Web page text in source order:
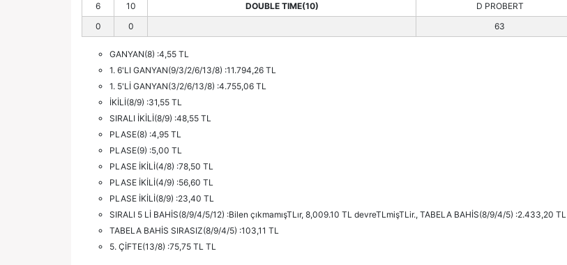
6
10 DOUBLE TIME(10) D PROBERT
0
0 63
GANYAN(8) :4,55 TL
1. 6'LI GANYAN(9/3/2/6/13/8) :11.794,26 TL
1. 5'Lİ GANYAN(3/2/6/13/8) :4.755,06 TL
İKİLİ(8/9) :31,55 TL
SIRALI İKİLİ(8/9) :48,55 TL
PLASE(8) :4,95 TL
PLASE(9) :5,00 TL
PLASE İKİLİ(4/8) :78,50 TL
PLASE İKİLİ(4/9) :56,60 TL
PLASE İKİLİ(8/9) :23,40 TL
SIRALI 5 Lİ BAHİS(8/9/4/5/12) :Bilen çıkmamışTLır, 8,009.10 TL devreTLmişTLir., TABELA BAHİS(8/9/4/5) :2.433,20 TL
TABELA BAHİS SIRASIZ(8/9/4/5) :103,11 TL
5. ÇİFTE(13/8) :75,75 TL TL